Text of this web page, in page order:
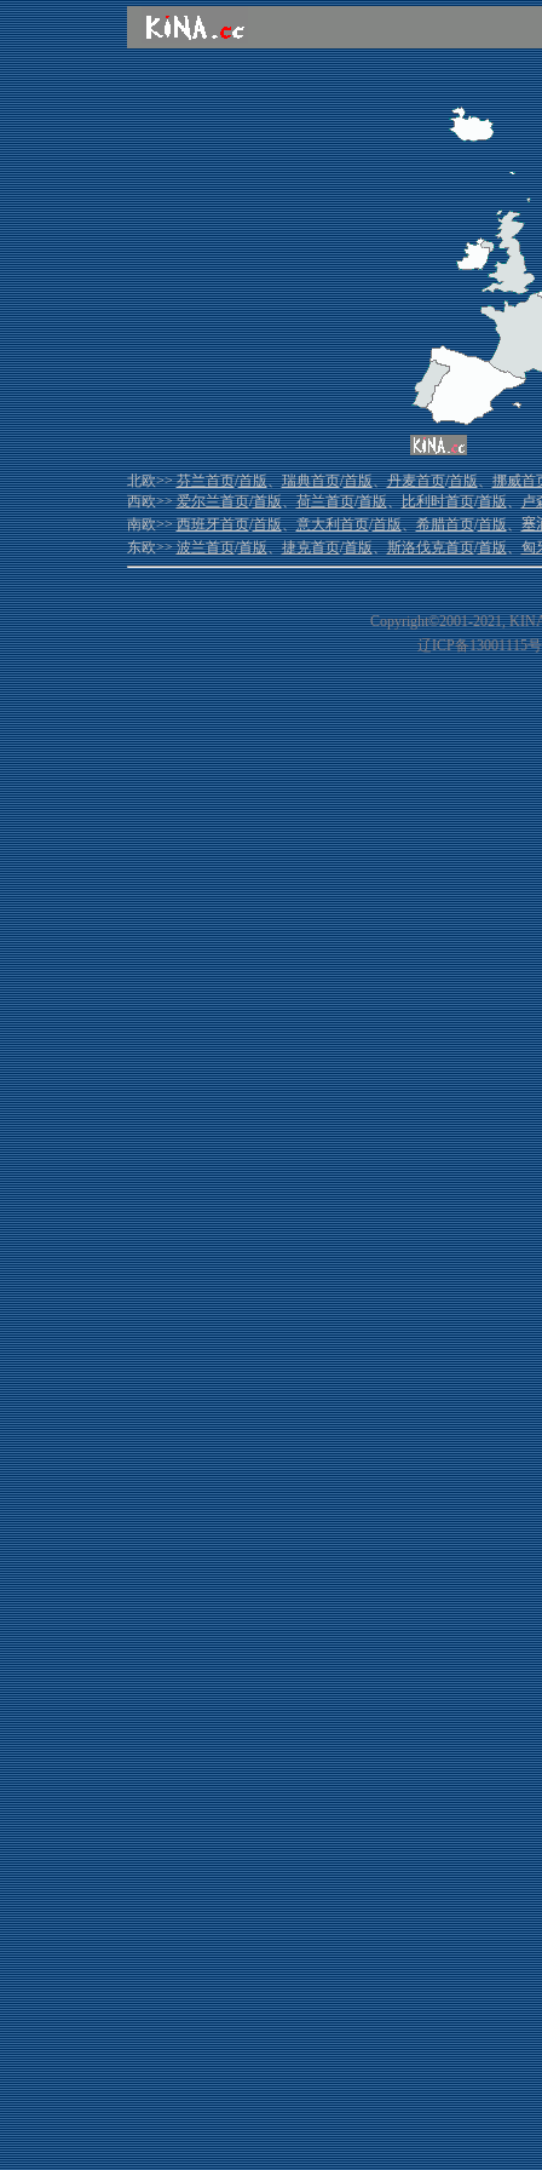
北欧>>芬兰首页/首版、瑞典首页/首版、丹麦首页/首版、挪威首
西欧>>爱尔兰首页/首版、荷兰首页/首版、比利时首页/首版、卢
南欧>>西班牙首页/首版、意大利首页/首版、希腊首页/首版、塞
东欧>>波兰首页/首版、捷克首页/首版、斯洛伐克首页/首版、匈
Copyright©2001-2021,
辽ICP备13001115